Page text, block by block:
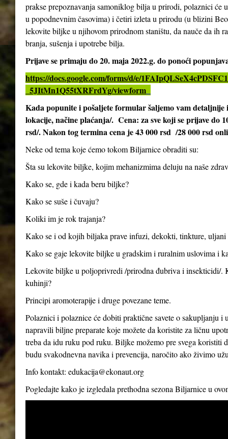
prakse prepoznavanja samoniklog bilja u prirodi, polaznici će
u popodnevnim časovima) i četiri izleta u prirodu (u blizini
lekovite biljke u njihovom prirodnom staništu, da nauče da ih
branja, sušenja i upotrebe bilja.
Prijave se primaju do 20. maja 2022.g. do ponoći
https://docs.google.com/forms/d/e/
_5JItMn1Q55tXRFrdYg/viewform
Kada popunite i pošaljete formular šaljemo vam
lokacije, načine plaćanja/. Cena: za sve koji se prijave do
rsd/. Nakon tog termina cena je 43 000 rsd /28 000 rsd
Neke od tema koje ćemo tokom Biljarnice obraditi su:
Šta su lekovite biljke, kojim mehanizmima deluju na naše
Kako se, gde i kada beru biljke?
Kako se suše i čuvaju?
Koliki im je rok trajanja?
Kako se i od kojih biljaka prave infuzi, dekokti, tinkture, uljani
Kako se gaje lekovite biljke u gradskim i ruralnim uslovima i
Lekovite biljke u poljoprivredi /prirodna đubriva i insekticidi/.
kuhinji?
Principi aromoterapije i druge povezane teme.
Polaznici i polaznice će dobiti praktične savete o sakupljanju
napravili biljne preparate koje možete da koristite za ličnu
treba da idu ruku pod ruku. Biljke možemo pre svega koristiti
budu svakodnevna navika i prevencija, naročito ako živimo
Info kontakt: edukacija@ekonaut.org
Pogledajte kako je izgledala prethodna sezona Biljarnice u